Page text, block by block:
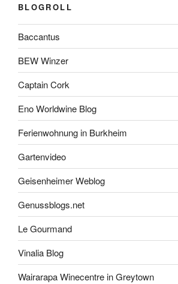
BLOGROLL
Baccantus
BEW Winzer
Captain Cork
Eno Worldwine Blog
Ferienwohnung in Burkheim
Gartenvideo
Geisenheimer Weblog
Genussblogs.net
Le Gourmand
Vinalia Blog
Wairarapa Winecentre in Greytown